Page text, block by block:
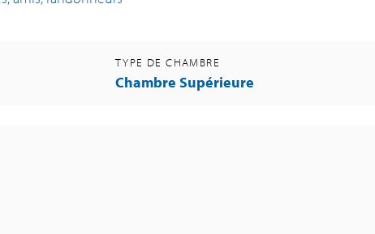
TYPE DE CHAMBRE
Chambre Supérieure